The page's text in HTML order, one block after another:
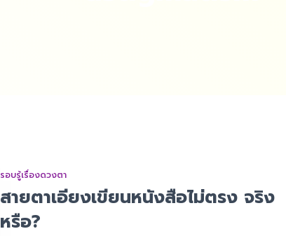
รอบรู้เรื่องดวงตา
สายตาเอียงเขียนหนังสือไม่ตรง จริง
หรือ?